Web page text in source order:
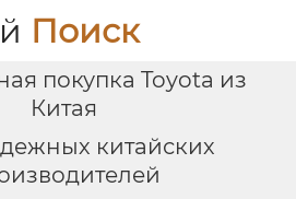
Поиск
покупка Toyota из
Китая
китайских